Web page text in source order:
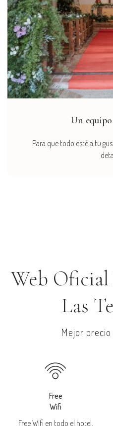
Un
Para que todo esté a tu
Web
Las
Mejor
Free
Wifi
Free Wifi en todo el hotel.